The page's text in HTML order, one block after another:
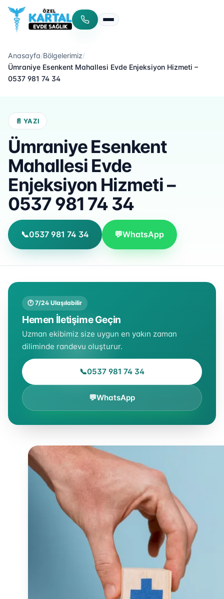
Menüyü aç/kapat
Anasayfa/Bölgelerimiz/
Ümraniye Esenkent Mahallesi Evde Enjeksiyon Hizmeti –
0537 981 74 34
📄 YAZI
Ümraniye Esenkent
Mahallesi Evde
Enjeksiyon Hizmeti –
0537 981 74 34
📞0537 981 74 34 💬WhatsApp
🕐 7/24 Ulaşılabilir
Hemen İletişime Geçin
Uzman ekibimiz size uygun en yakın zaman
diliminde randevu oluşturur.
📞0537 981 74 34
💬WhatsApp